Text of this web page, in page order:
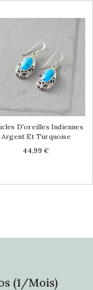
D'oreilles Indiennes
Argent Et Turquoise
Price
44,99 €
(1/mois)